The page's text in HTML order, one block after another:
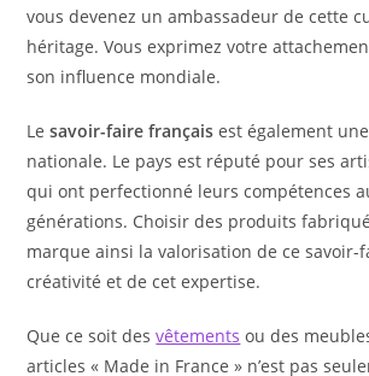
vous devenez un ambassadeur de cette
héritage. Vous exprimez votre
son influence mondiale.
Lesavoir-faire français est également
nationale. Le pays est réputé pour ses
qui ont perfectionné leurs compétences
générations. Choisir des produits
marque ainsi la valorisation de ce savoir-
créativité et de cet expertise.
Que ce soit desvêtements ou des
articles « Made in France » n’est pas